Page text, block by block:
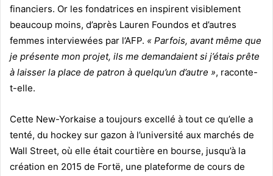
financiers. Or les fondatrices en inspirent visiblement
beaucoup moins, d’après Lauren Foundos et d’autres
femmes interviewées par l’AFP. « Parfois, avant même que
je présente mon projet, ils me demandaient si j’étais prête
à laisser la place de patron à quelqu’un d’autre », raconte-
t-elle.
Cette New-Yorkaise a toujours excellé à tout ce qu’elle a
tenté, du hockey sur gazon à l’université aux marchés de
Wall Street, où elle était courtière en bourse, jusqu’à la
création en 2015 de Fortë, une plateforme de cours de